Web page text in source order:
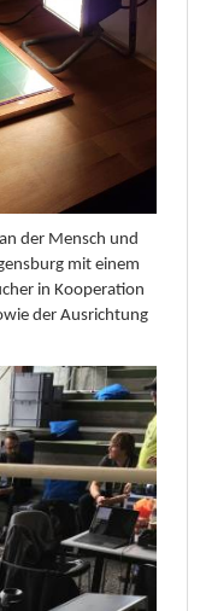
der Mensch und
mit einem
in Kooperation
der Ausrichtung